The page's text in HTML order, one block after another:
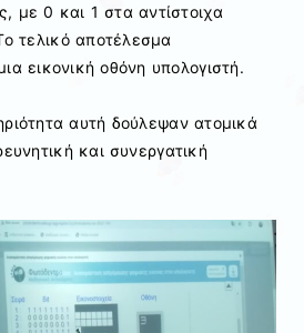
με 0 και 1 στα αντίστοιχα
τελικό αποτέλεσμα
εικονική οθόνη υπολογιστή.
αυτή δούλεψαν ατομικά
και συνεργατική